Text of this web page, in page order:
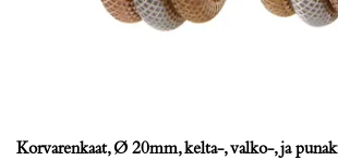
Korvarenkaat, Ø 20mm, kelta-, valko-, ja